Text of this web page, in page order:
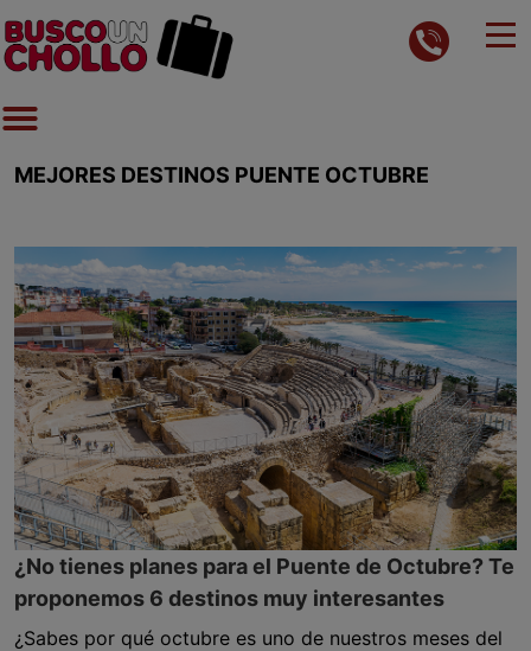
MEJORES DESTINOS PUENTE OCTUBRE
¿No tienes planes para el Puente de Octubre? Te
proponemos 6 destinos muy interesantes
¿Sabes por qué octubre es uno de nuestros meses del